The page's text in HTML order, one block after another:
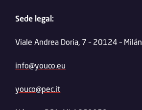
Sede legal:
Viale Andrea Doria, 7 – 20124 – Milán
info@youco.eu
youco@pec.it